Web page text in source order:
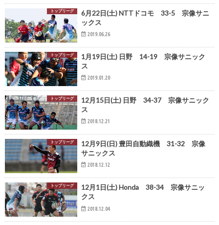
トップリーグ
6月22日(土) NTTドコモ 33-5 宗像サニ
ックス
2019.06.26
トップリーグ
1月19日(土) 日野 14-19 宗像サニック
ス
2019.01.20
トップリーグ
12月15日(土) 日野 34-37 宗像サニック
ス
2018.12.21
トップリーグ
12月9日(日) 豊田自動織機 31-32 宗像
サニックス
2018.12.12
トップリーグ
12月1日(土) Honda 38-34 宗像サニッ
クス
2018.12.04